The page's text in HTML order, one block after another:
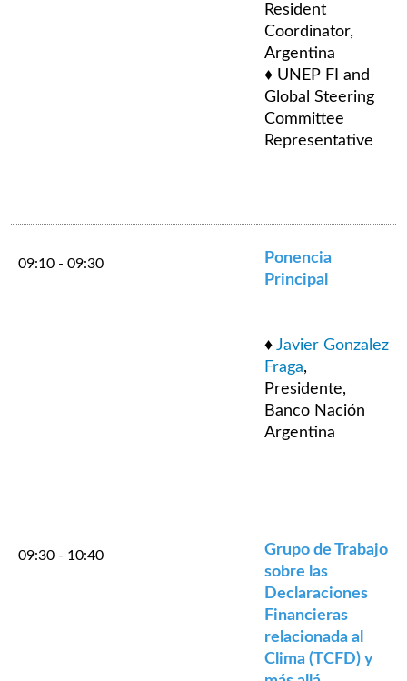
Resident
Coordinator,
Argentina
♦ UNEP FI and
Global Steering
Committee
Representative
09:10 - 09:30
Ponencia
Principal
♦ Javier Gonzalez
Fraga,
Presidente,
Banco Nación
Argentina
09:30 - 10:40
Grupo de Trabajo
sobre las
Declaraciones
Financieras
relacionada al
Clima (TCFD) y